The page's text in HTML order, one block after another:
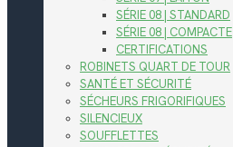
SÉRIE 08 | STANDARD
SÉRIE 08 | COMPACTE
CERTIFICATIONS
ROBINETS QUART DE TOUR
SANTÉ ET SÉCURITÉ
SÉCHEURS FRIGORIFIQUES
SILENCIEUX
SOUFFLETTES